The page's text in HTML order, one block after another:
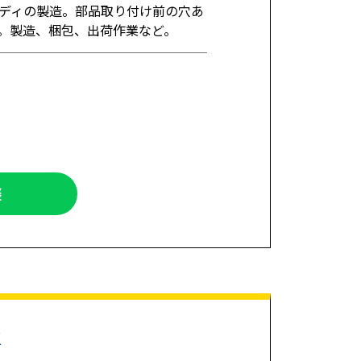
ィの製造。部品取り付け前の穴あ
造、梱包、出荷作業など。